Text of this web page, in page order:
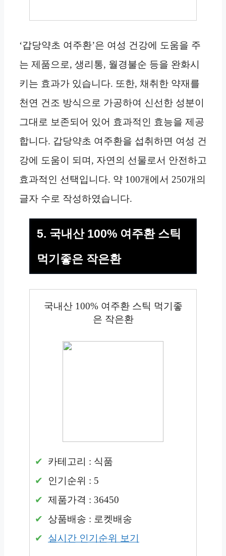
‘갑당약초 여주환’은 여성 건강에 도움을 주
는 제품으로, 생리통, 월경불순 등을 완화시
키는 효과가 있습니다. 또한, 채취한 약재를
천연 건조 방식으로 가공하여 신선한 성분이
그대로 보존되어 있어 효과적인 효능을 제공
합니다. 갑당약초 여주환을 섭취하면 여성 건
강에 도움이 되며, 자연의 선물로서 안전하고
효과적인 선택입니다. 약 100개에서 250개의
글자 수로 작성하였습니다.
5. 국내산 100% 여주환 스틱
먹기좋은 작은환
국내산 100% 여주환 스틱 먹기좋
은 작은환
카테고리 : 식품
인기순위 : 5
제품가격 : 36450
상품배송 : 로켓배송
실시간 인기순위 보기